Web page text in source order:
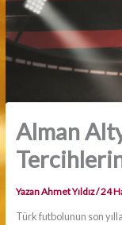
Alman
YazanAhmet Yıldız/24
Türk futbolunun son